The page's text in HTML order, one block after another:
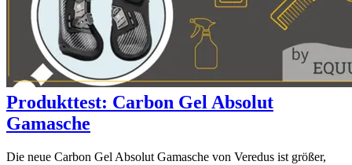
Produkttest: Carbon Gel Absolut
Gamasche
Die neue Carbon Gel Absolut Gamasche von Veredus ist größer,